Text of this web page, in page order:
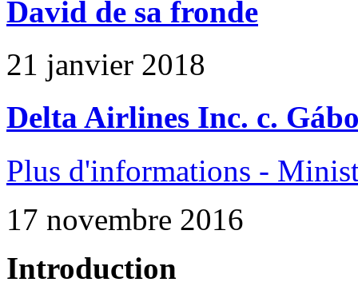
David de sa fronde
21 janvier 2018
Delta Airlines Inc. c.
Plus d'informations -
17 novembre 2016
Introduction